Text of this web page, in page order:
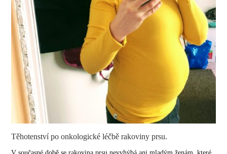
Těhotenství po onkologické léčbě rakoviny prsu.